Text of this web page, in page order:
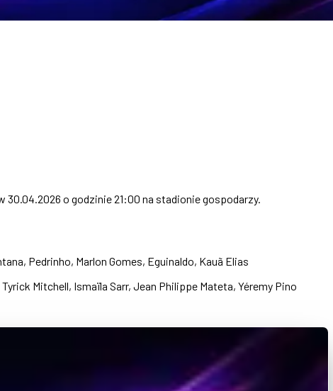
30.04.2026 o godzinie 21:00 na stadionie gospodarzy.
Pedrinho, Marlon Gomes, Eguinaldo, Kauã Elias
Mitchell, Ismaïla Sarr, Jean Philippe Mateta, Yéremy Pino